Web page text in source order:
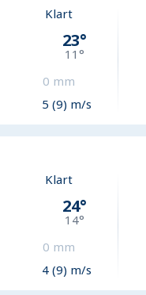
Klart
23°
11°
0 mm
5 (9) m/s
Klart
24°
14°
0 mm
4 (9) m/s